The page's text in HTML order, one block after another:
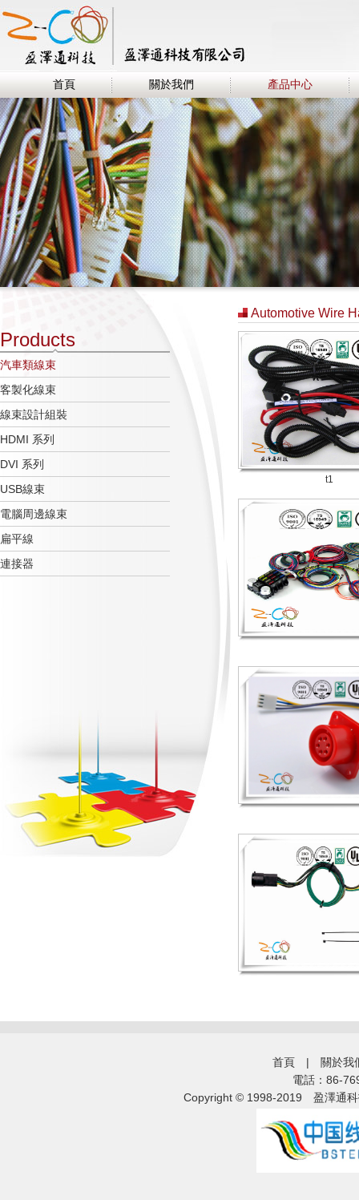
首頁 關於我們 產品中心
Products
汽車類線束
客製化線束
線束設計組裝
HDMI 系列
DVI 系列
USB線束
電腦周邊線束
扁平線
連接器
Automotive Wire
t1
首頁 |
關於我
電話：86-
Copyright © 1998-2019
盈澤通